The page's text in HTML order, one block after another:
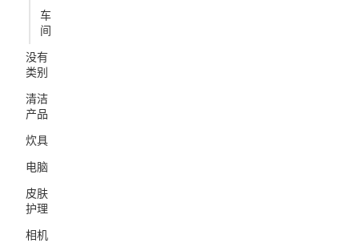
车
间
没有
类别
清洁
产品
炊具
电脑
皮肤
护理
相机